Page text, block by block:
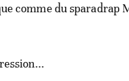
comme du sparadrap